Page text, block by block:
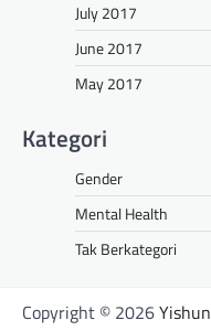
July 2017
June 2017
May 2017
Kategori
Gender
Mental Health
Tak Berkategori
Copyright © 2026Yishun